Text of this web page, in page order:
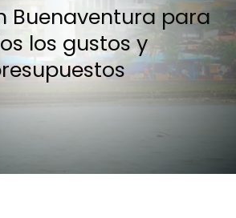
Buenaventura para
los gustos y